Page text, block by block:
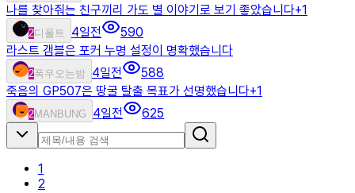
나를 찾아줘는 친구끼리 가도 별 이야기로 보기 좋았습니다+1
2디폴트 4일전
590
라스트 갬블은 포커 누명 설정이 명확했습니다
2폭우오는밤 4일전
588
죽음의 GP507은 땅굴 탈출 목표가 선명했습니다+1
2MANBUNG 4일전 625
1
2